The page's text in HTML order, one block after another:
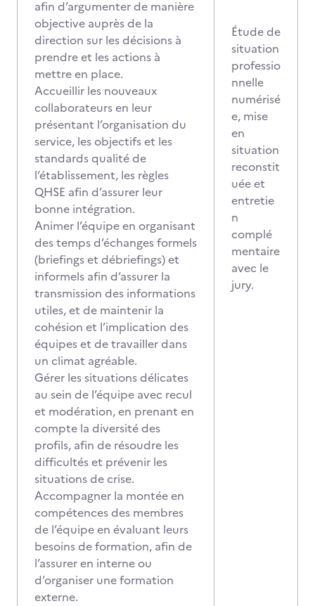
afin d’argumenter de manière
objective auprès de la
direction sur les décisions à
prendre et les actions à
mettre en place.
Accueillir les nouveaux
collaborateurs en leur
présentant l’organisation du
service, les objectifs et les
standards qualité de
l’établissement, les règles
QHSE afin d’assurer leur
bonne intégration.
Animer l’équipe en organisant
des temps d’échanges formels
(briefings et débriefings) et
informels afin d’assurer la
transmission des informations
utiles, et de maintenir la
cohésion et l’implication des
équipes et de travailler dans
un climat agréable.
Gérer les situations délicates
au sein de l’équipe avec recul
et modération, en prenant en
compte la diversité des
profils, afin de résoudre les
difficultés et prévenir les
situations de crise.
Accompagner la montée en
compétences des membres
de l’équipe en évaluant leurs
besoins de formation, afin de
l’assurer en interne ou
d’organiser une formation
externe.
Étude de
situation
professio
nnelle
numérisé
e, mise
en
situation
reconstit
uée et
entretie
n
complé
mentaire
avec le
jury.